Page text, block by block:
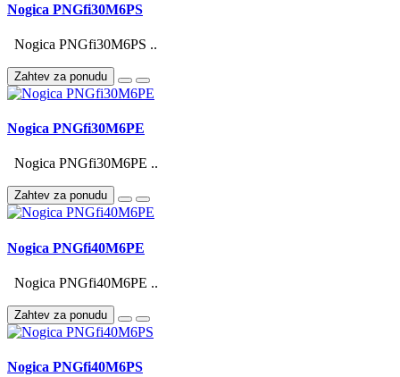
Nogica PNGfi30M6PS
Nogica PNGfi30M6PS ..
Zahtev za ponudu
Nogica PNGfi30M6PE
Nogica PNGfi30M6PE ..
Zahtev za ponudu
Nogica PNGfi40M6PE
Nogica PNGfi40M6PE ..
Zahtev za ponudu
Nogica PNGfi40M6PS